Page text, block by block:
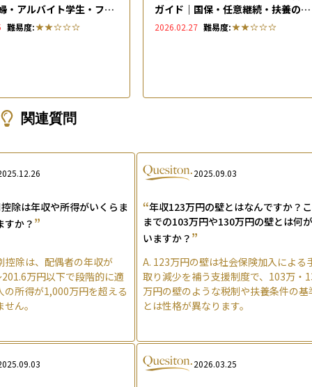
・アルバイト学生・フリ
とに扶養の範囲を解説
難易度:
ガイド｜国保・任意継続・扶養の選
び方と損しない切替手順を解説
2026.02.27 難易度:
関連質問
除は年収や所得がいくらま
すか？ ”
控除は、配偶者の年収が
万円以下で段階的に適
の所得が1,000万円を超える
ん。
2025.09.03
“年収123万円の壁とはなんですか？
までの103万円や130万円の壁とは何
いますか？ ”
A. 123万円の壁は社会保険加入による
取り減少を補う支援制度で、103万・
万円の壁のような税制や扶養条件の基
とは性格が異なります。
2026.03.25